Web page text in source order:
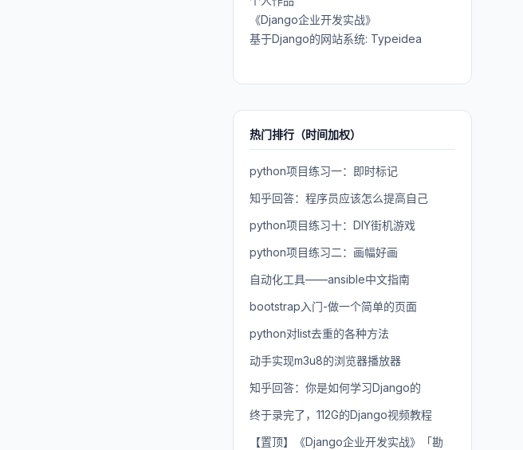
《Django企业开发实战》
基于Django的网站系统: Typeidea
热门排行（时间加权）
python项目练习一：即时标记
知乎回答：程序员应该怎么提高自己
python项目练习十：DIY街机游戏
python项目练习二：画幅好画
自动化工具——ansible中文指南
bootstrap入门-做一个简单的页面
python对list去重的各种方法
动手实现m3u8的浏览器播放器
知乎回答：你是如何学习Django的
终于录完了，112G的Django视频教程
【置顶】《Django企业开发实战》「勘